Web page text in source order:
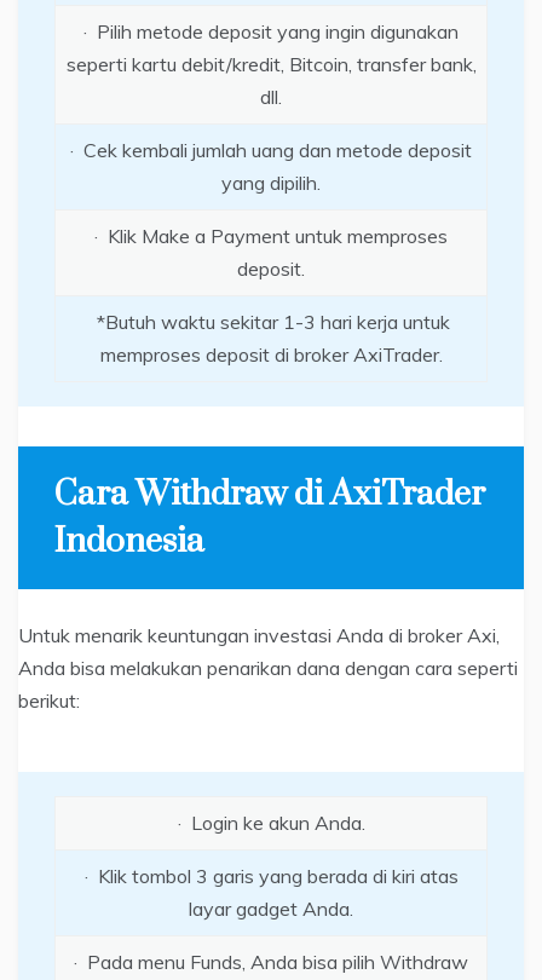
· Pilih metode deposit yang ingin digunakan
seperti kartu debit/kredit, Bitcoin, transfer bank,
dll.
· Cek kembali jumlah uang dan metode deposit
yang dipilih.
· Klik Make a Payment untuk memproses
deposit.
*Butuh waktu sekitar 1-3 hari kerja untuk
memproses deposit di broker AxiTrader.
Cara Withdraw di AxiTrader
Indonesia
Untuk menarik keuntungan investasi Anda di broker Axi,
Anda bisa melakukan penarikan dana dengan cara seperti
berikut:
· Login ke akun Anda.
· Klik tombol 3 garis yang berada di kiri atas
layar gadget Anda.
· Pada menu Funds, Anda bisa pilih Withdraw